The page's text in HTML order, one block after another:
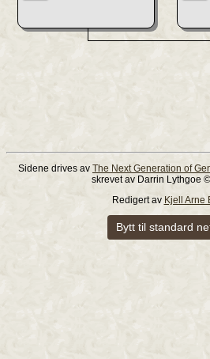
Sidene drives av The Next Generation of
skrevet av Darrin Lythgoe
Redigert av Kjell Arne
Bytt til standard